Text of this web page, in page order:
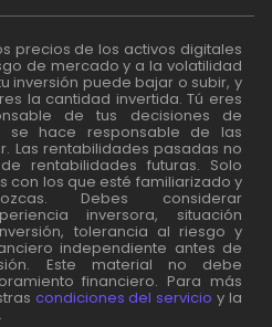
precios de los activos digitales
de mercado y a la volatilidad
inversión puede bajar o subir, y
la cantidad invertida. Tú eres
de tus decisiones de
se hace responsable de las
Las rentabilidades pasadas no
rentabilidades futuras. Solo
con los que esté familiarizado y
Debes considerar
inversora, situación
tolerancia al riesgo y
independiente antes de
Este material no debe
financiero. Para más
condiciones del servicio y la
.